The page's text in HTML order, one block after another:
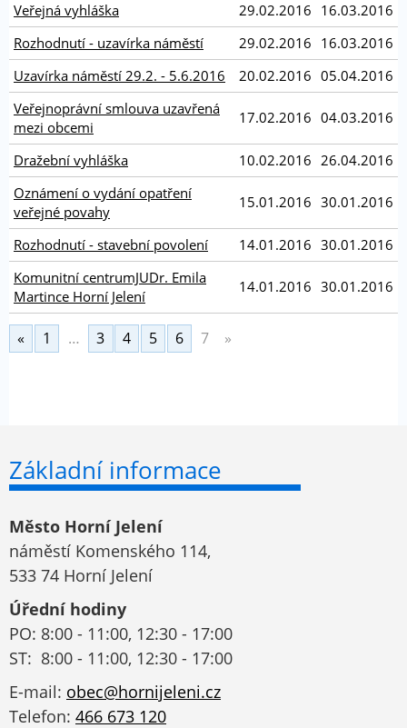
Veřejná vyhláška
29.02.2016 16.03.2016
Rozhodnutí - uzavírka náměstí
29.02.2016 16.03.2016
Uzavírka náměstí 29.2. - 5.6.2016
20.02.2016 05.04.2016
Veřejnoprávní smlouva uzavřená
mezi obcemi
17.02.2016 04.03.2016
Dražební vyhláška 10.02.2016 26.04.2016
Oznámení o vydání opatření
veřejné povahy
15.01.2016 30.01.2016
Rozhodnutí - stavební povolení 14.01.2016 30.01.2016
Komunitní centrumJUDr. Emila
Martince Horní Jelení
14.01.2016 30.01.2016
« 1 … 3 4 5 6 7 »
Základní informace
Město Horní Jelení
náměstí Komenského 114,
533 74 Horní Jelení
Úřední hodiny
PO: 8:00 - 11:00, 12:30 - 17:00
ST: 8:00 - 11:00, 12:30 - 17:00
E-mail: obec@hornijeleni.cz
Telefon: 466 673 120